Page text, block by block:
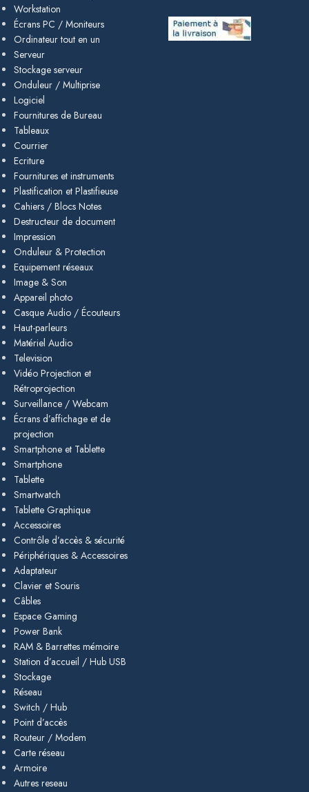
Workstation
Écrans PC / Moniteurs
Ordinateur tout en un
Serveur
Stockage serveur
Onduleur / Multiprise
Logiciel
Fournitures de Bureau
Tableaux
Courrier
Ecriture
Fournitures et instruments
Plastification et Plastifieuse
Cahiers / Blocs Notes
Destructeur de document
Impression
Onduleur & Protection
Equipement réseaux
Image & Son
Appareil photo
Casque Audio / Écouteurs
Haut-parleurs
Matériel Audio
Television
Vidéo Projection et
Rétroprojection
Surveillance / Webcam
Écrans d’affichage et de
projection
Smartphone et Tablette
Smartphone
Tablette
Smartwatch
Tablette Graphique
Accessoires
Contrôle d’accès & sécurité
Périphériques & Accessoires
Adaptateur
Clavier et Souris
Câbles
Espace Gaming
Power Bank
RAM & Barrettes mémoire
Station d’accueil / Hub USB
Stockage
Réseau
Switch / Hub
Point d’accès
Routeur / Modem
Carte réseau
Armoire
Autres reseau